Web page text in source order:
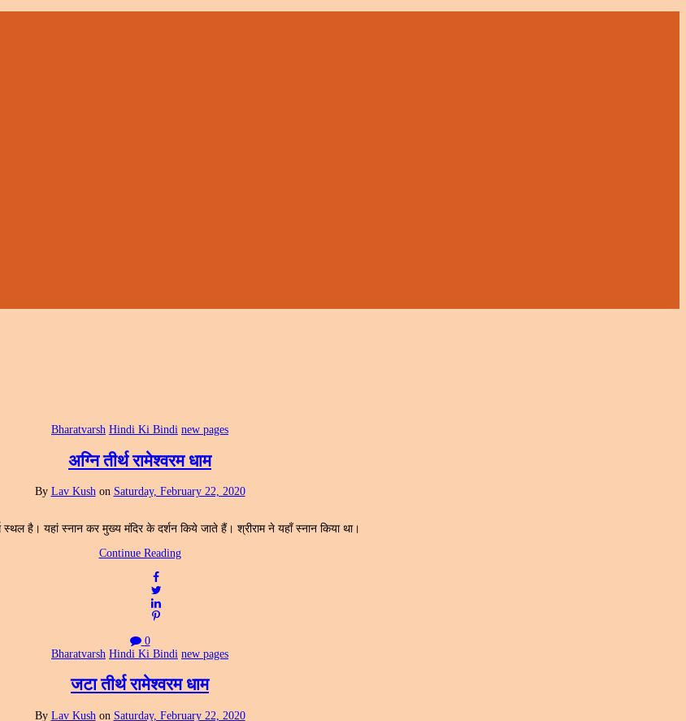
Bharatvarsh Hindi Ki Bindi new pages
अग्नि तीर्थ रामेश्वरम धाम
By Lav Kush on Saturday, February 22, 2020
स्थल है। यहां स्नान कर मुख्य मंदिर के दर्शन किये जाते हैं। श्रीराम ने यहाँ स्नान किया था।
Continue Reading
0
Bharatvarsh Hindi Ki Bindi new pages
जटा तीर्थ रामेश्वरम धाम
By Lav Kush on Saturday, February 22, 2020